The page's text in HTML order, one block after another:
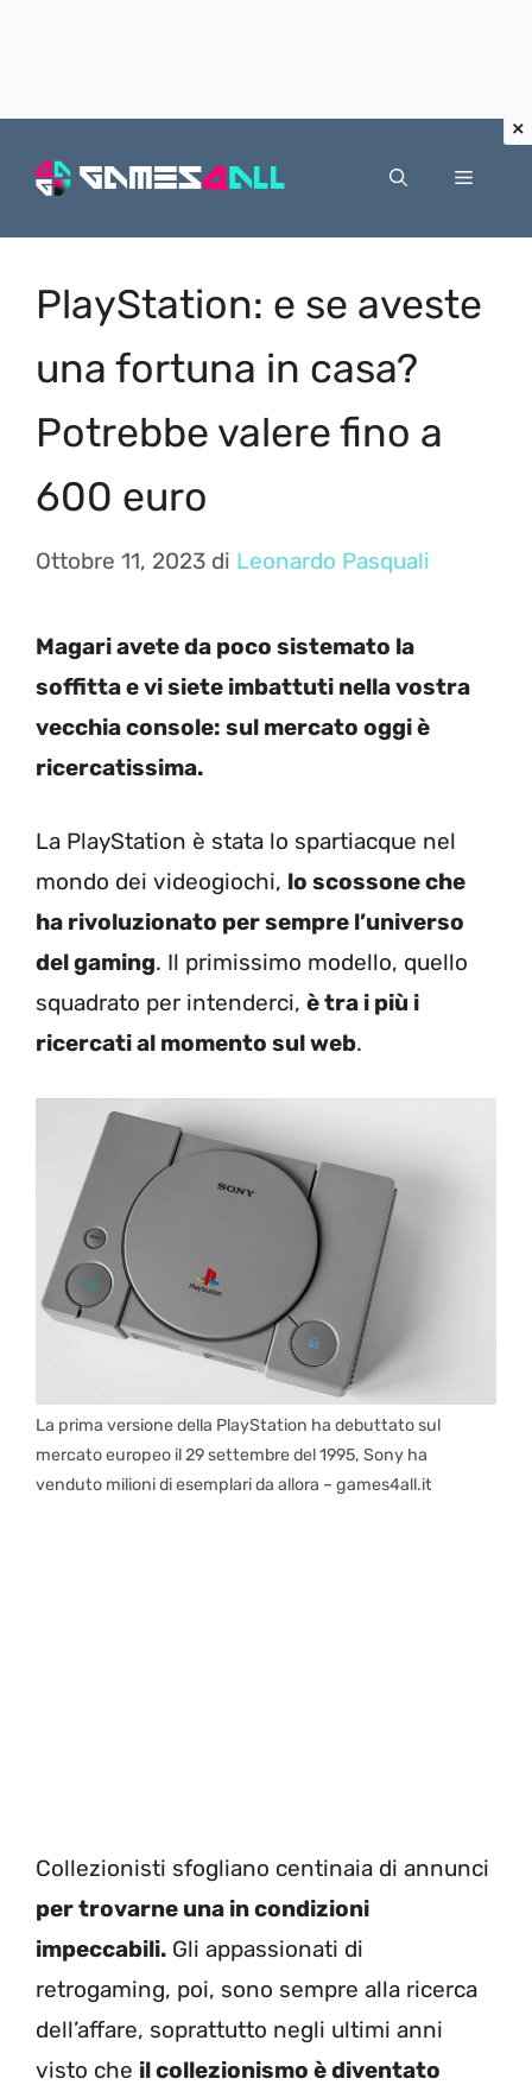
Menu
PlayStation: e se aveste
una fortuna in casa?
Potrebbe valere fino a
600 euro
Ottobre 11, 2023 di Leonardo Pasquali
Magari avete da poco sistemato la
soffitta e vi siete imbattuti nella vostra
vecchia console: sul mercato oggi è
ricercatissima.
La PlayStation è stata lo spartiacque nel
mondo dei videogiochi, lo scossone che
ha rivoluzionato per sempre l’universo
del gaming. Il primissimo modello, quello
squadrato per intenderci, è tra i più i
ricercati al momento sul web.
La prima versione della PlayStation ha debuttato sul
mercato europeo il 29 settembre del 1995, Sony ha
venduto milioni di esemplari da allora – games4all.it
Collezionisti sfogliano centinaia di annunci
per trovarne una in condizioni
impeccabili. Gli appassionati di
retrogaming, poi, sono sempre alla ricerca
dell’affare, soprattutto negli ultimi anni
visto che il collezionismo è diventato